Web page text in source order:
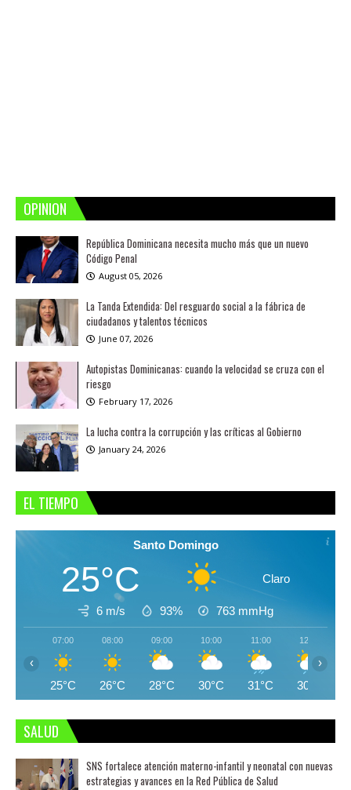
OPINION
República Dominicana necesita mucho más que un nuevo
Código Penal
August 05, 2026
La Tanda Extendida: Del resguardo social a la fábrica de
ciudadanos y talentos técnicos
June 07, 2026
Autopistas Dominicanas: cuando la velocidad se cruza con el
riesgo
February 17, 2026
La lucha contra la corrupción y las críticas al Gobierno
January 24, 2026
EL TIEMPO
Santo Domingo
25°C Claro
6 m/s 93% 763 mmHg
07:00
25°C
08:00
26°C
09:00
28°C
10:00
30°C
11:00
31°C
12:00
30°C
‹ ›
SALUD
SNS fortalece atención materno-infantil y neonatal con nuevas
estrategias y avances en la Red Pública de Salud